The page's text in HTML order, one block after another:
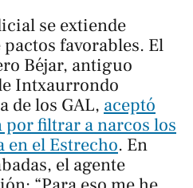
se extiende
favorables. El
Béjar, antiguo
Intxaurrondo
de los GAL, aceptó
por filtrar a narcos los
el Estrecho. En
el agente